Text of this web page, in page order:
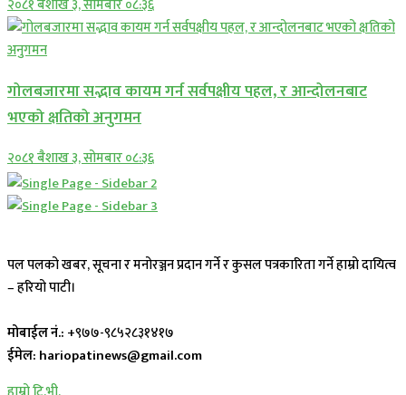
२०८१ बैशाख ३, सोमबार ०८:३६
गोलबजारमा सद्भाव कायम गर्न सर्वपक्षीय पहल, र आन्दोलनबाट
भएको क्षतिको अनुगमन
२०८१ बैशाख ३, सोमबार ०८:३६
पल पलको खबर, सूचना र मनोरञ्जन प्रदान गर्ने र कुसल पत्रकारिता गर्ने हाम्रो दायित्व
– हरियो पाटी।
मोबाईल नं.: +९७७-९८५२८३१४१७
ईमेल: hariopatinews@gmail.com